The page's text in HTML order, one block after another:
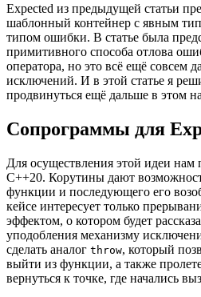
Expected из предыдущей статьи
шаблонный контейнер с явным
типом ошибки. В статье была
примитивного способа отлова
оператора, но это всё ещё совсем
исключений. И в этой статье я
продвинуться ещё дальше в этом
Сопрограммы для
Для осуществления этой идеи нам
C++20. Корутины дают
функции и последующего его
кейсе интересует только
эффектом, о котором будет
уподобления механизму
сделать аналог throw, который
выйти из функции, а также
вернуться к точке, где начались